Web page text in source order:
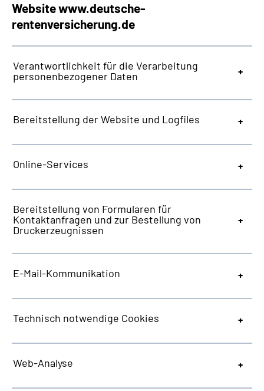
Websitewww.deutsche-
rentenversicherung.de
Verantwortlichkeit für die Verarbeitung
personenbezogener Daten
Bereitstellung derWebsite und Logfiles
Online-Services
Bereitstellung von Formularen für
Kontaktanfragen und zur Bestellung von
Druckerzeugnissen
E-Mail-Kommunikation
Technisch notwendige Cookies
Web-Analyse